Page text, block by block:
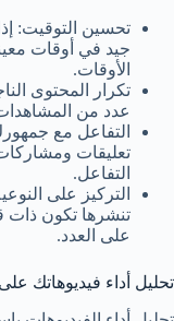
تحسين التوقيت:
جيد في أوقات
الأوقات.
تكرار المحتوى
عدد من
التفاعل مع
تعليقات ومشاركات
التفاعل.
التركيز على
تنشرها تكون ذات
على العدد.
تحليل أداء فيديوهاتك